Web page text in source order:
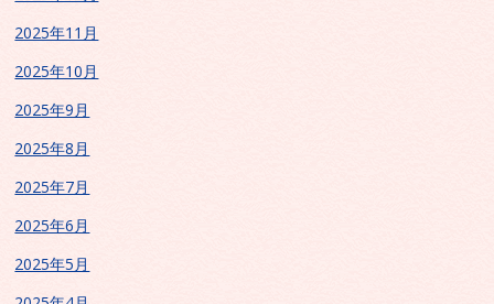
2025年11月
2025年10月
2025年9月
2025年8月
2025年7月
2025年6月
2025年5月